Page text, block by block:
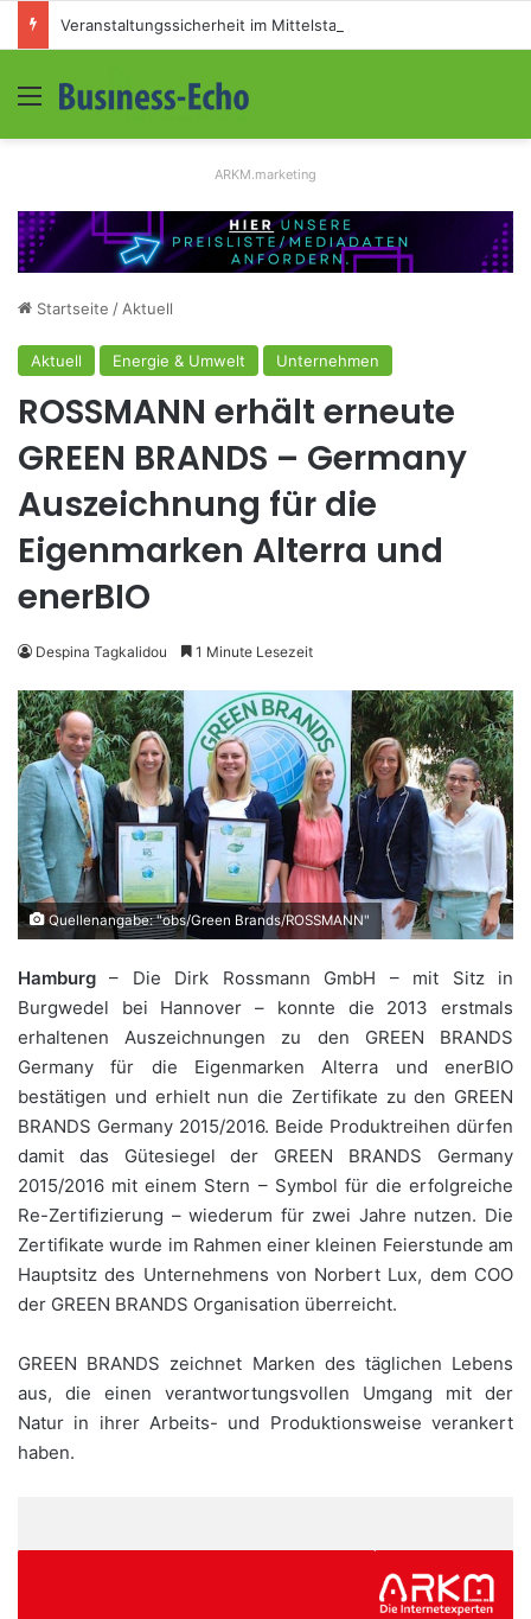
Menü
ARKM.marketing
Startseite / Aktuell
Aktuell Energie & Umwelt Unternehmen
ROSSMANN erhält erneute
GREEN BRANDS – Germany
Auszeichnung für die
Eigenmarken Alterra und
enerBIO
Despina Tagkalidou 1 Minute Lesezeit
Quellenangabe: "obs/Green Brands/ROSSMANN"
Hamburg – Die Dirk Rossmann GmbH – mit Sitz in
Burgwedel bei Hannover – konnte die 2013 erstmals
erhaltenen Auszeichnungen zu den GREEN BRANDS
Germany für die Eigenmarken Alterra und enerBIO
bestätigen und erhielt nun die Zertifikate zu den GREEN
BRANDS Germany 2015/2016. Beide Produktreihen dürfen
damit das Gütesiegel der GREEN BRANDS Germany
2015/2016 mit einem Stern – Symbol für die erfolgreiche
Re-Zertifizierung – wiederum für zwei Jahre nutzen. Die
Zertifikate wurde im Rahmen einer kleinen Feierstunde am
Hauptsitz des Unternehmens von Norbert Lux, dem COO
der GREEN BRANDS Organisation überreicht.
GREEN BRANDS zeichnet Marken des täglichen Lebens
aus, die einen verantwortungsvollen Umgang mit der
Natur in ihrer Arbeits- und Produktionsweise verankert
haben.